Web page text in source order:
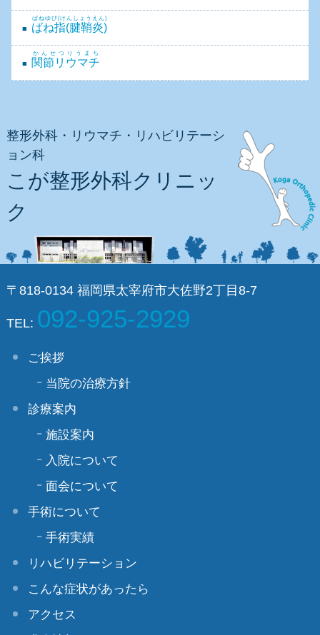
ばね指(腱鞘炎)
ばねゆび(けんしょうえん)
関節リウマチ
かんせつりうまち
整形外科・リウマチ・リハビリテーシ
ョン科
こが整形外科クリニッ
ク
〒818-0134 福岡県太宰府市大佐野2丁目8-7
TEL: 092-925-2929
ご挨拶
当院の治療方針
診療案内
施設案内
入院について
面会について
手術について
手術実績
リハビリテーション
こんな症状があったら
アクセス